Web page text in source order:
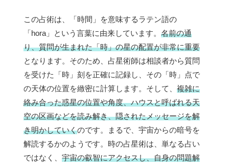
この占術は、「時間」を意味するラテン語の
「hora」という言葉に由来しています。 名前の通
り、質問が生まれた「時」の星の配置が非常に重要
となります。そのため、占星術師は相談者から質問
を受けた「時」刻を正確に記録し、その「時」点で
の天体の位置を緻密に計算します。そして、 複雑に
絡み合った惑星の位置や角度、ハウスと呼ばれる天
空の区画などを読み解き、隠されたメッセージを解
き明かしていくのです。まるで、宇宙からの暗号を
解読するかのようです。時の占星術は、単なる占い
ではなく、 宇宙の叡智にアクセスし、自身の問題解